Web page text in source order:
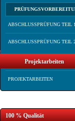
ABSCHLUSSPRÜFUNG TEIL 1
ABSCHLUSSPRÜFUNG TEIL
Projektarbeiten
PROJEKTARBEITEN
100 % Qualität